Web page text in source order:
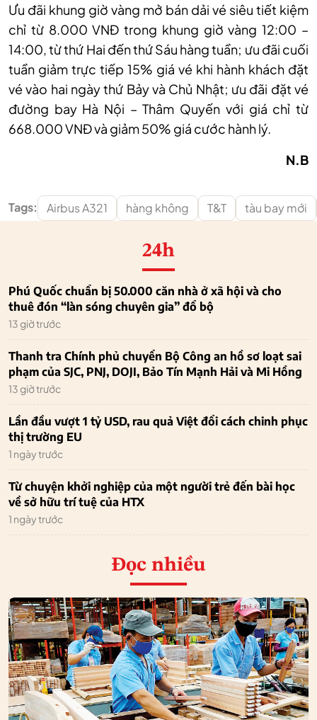
Ưu đãi khung giờ vàng mở bán dải vé siêu tiết kiệm
chỉ từ 8.000 VNĐ trong khung giờ vàng 12:00 –
14:00, từ thứ Hai đến thứ Sáu hàng tuần; ưu đãi cuối
tuần giảm trực tiếp 15% giá vé khi hành khách đặt
vé vào hai ngày thứ Bảy và Chủ Nhật; ưu đãi đặt vé
đường bay Hà Nội – Thâm Quyến với giá chỉ từ
668.000 VNĐ và giảm 50% giá cước hành lý.
N.B
Tags: Airbus A321 hàng không T&T tàu bay mới
24h
Phú Quốc chuẩn bị 50.000 căn nhà ở xã hội và cho
thuê đón “làn sóng chuyên gia” đổ bộ
13 giờ trước
Thanh tra Chính phủ chuyển Bộ Công an hồ sơ loạt sai
phạm của SJC, PNJ, DOJI, Bảo Tín Mạnh Hải và Mi Hồng
13 giờ trước
Lần đầu vượt 1 tỷ USD, rau quả Việt đổi cách chinh phục
thị trường EU
1 ngày trước
Từ chuyện khởi nghiệp của một người trẻ đến bài học
về sở hữu trí tuệ của HTX
1 ngày trước
Đọc nhiều